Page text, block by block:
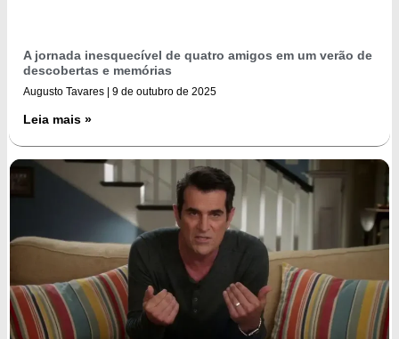
A jornada inesquecível de quatro amigos em um verão de
descobertas e memórias
Augusto Tavares 9 de outubro de 2025
Leia mais »